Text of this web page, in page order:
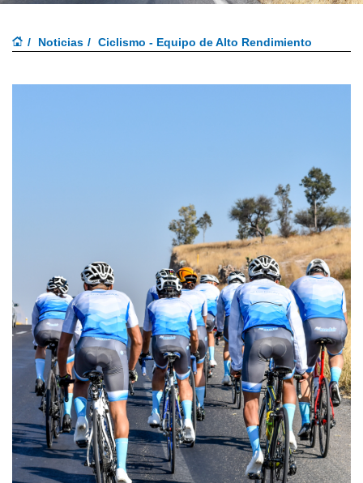
Noticias Ciclismo - Equipo de Alto Rendimiento